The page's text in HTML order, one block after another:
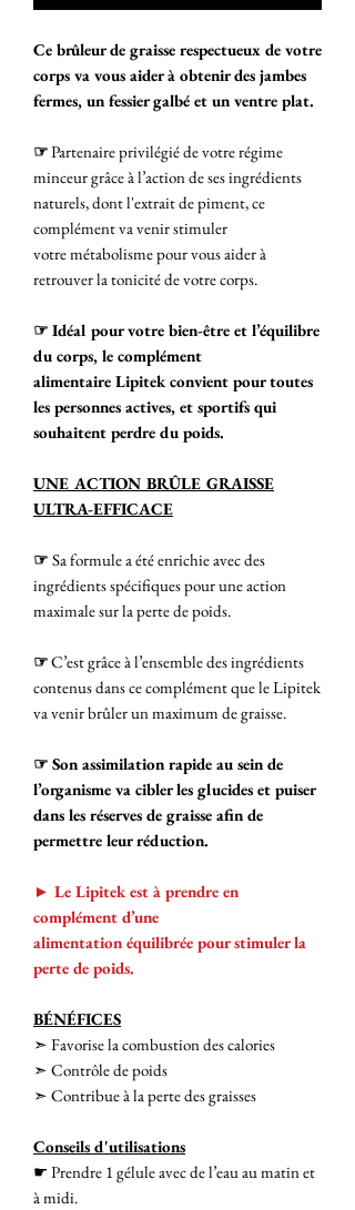
Ce brûleur de graisse respectueux de votre
corps va vous aider à obtenir des jambes
fermes, un fessier galbé et un ventre plat.
☞Partenaire privilégié de votre régime
minceur grâce à l’action de ses ingrédients
naturels, dont l'extrait de piment, ce
complément va venir stimuler
votre métabolisme pour vous aider à
retrouver la tonicité de votre corps.
☞ Idéal pour votre bien-être et l’équilibre
du corps, le complément
alimentaire Lipitek convient pour toutes
les personnes actives, et sportifs qui
souhaitent perdre du poids.
UNE ACTION BRÛLE GRAISSE
ULTRA-EFFICACE
☞ Sa formule a été enrichie avec des
ingrédients spécifiques pour une action
maximale sur la perte de poids.
☞C’est grâce à l’ensemble des ingrédients
contenus dans ce complément que le Lipitek
va venir brûler un maximum de graisse.
☞ Son assimilation rapide au sein de
l’organisme va cibler les glucides et puiser
dans les réserves de graisse afin de
permettre leur réduction.
► Le Lipitek est à prendre en
complément d’une
alimentation équilibrée pour stimuler la
perte de poids.
BÉNÉFICES
➣ Favorise la combustion des calories
➣ Contrôle de poids
➣ Contribue à la perte des graisses
Conseils d'utilisations
☛ Prendre 1 gélule avec de l’eau au matin et
à midi.